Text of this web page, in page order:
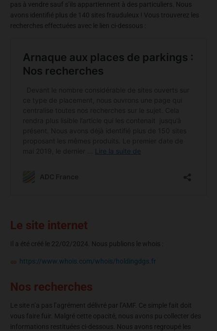
pas à vendre sauf s’ils appartiennent à des particuliers. Nous
avons identifié plus de 140 sites frauduleux ! Vous trouverez les
recherches effectuées avec le lien ci-dessous :
Le site internet
Il a été créé le 22/02/2024. Nous publions le whois :
https://www.whois.com/whois/holdingdgs.fr
Nos recherches
Le site n’a pas l’agrément délivré par l’AMF. Ce simple fait doit
vous faire fuir. Malgré cette opacité, nous avons pu collecter des
informations restituées ci-dessous. Nous avons regroupé les